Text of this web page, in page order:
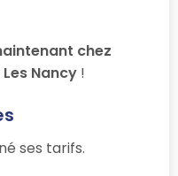
chez
Nancy !
ses tarifs.